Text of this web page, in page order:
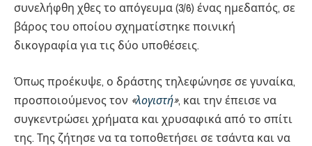
συνελήφθη χθες το απόγευμα (3/6) ένας ημεδαπός, σε
βάρος του οποίου σχηματίστηκε ποινική
δικογραφία για τις δύο υποθέσεις.
Όπως προέκυψε, ο δράστης τηλεφώνησε σε γυναίκα,
προσποιούμενος τον «λογιστή», και την έπεισε να
συγκεντρώσει χρήματα και χρυσαφικά από το σπίτι
της. Της ζήτησε να τα τοποθετήσει σε τσάντα και να